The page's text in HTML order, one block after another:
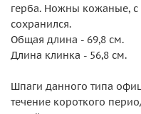
герба. Ножны кожаные, с
сохранился.
Общая длина - 69,8 см.
Длина клинка - 56,8 см.
Шпаги данного типа
течение короткого